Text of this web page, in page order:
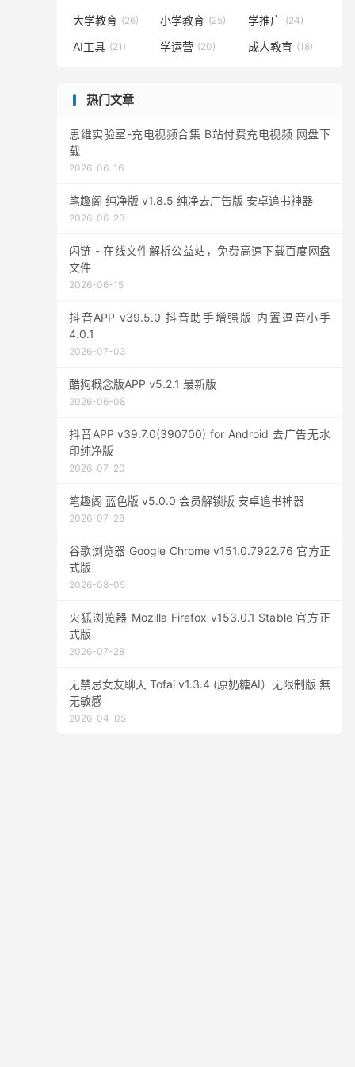
大学教育 (26) 小学教育 (25) 学推广 (24)
AI工具 (21) 学运营 (20) 成人教育 (18)
热门文章
思维实验室-充电视频合集 B站付费充电视频 网盘下
载
2026-06-16
笔趣阁 纯净版 v1.8.5 纯净去广告版 安卓追书神器
2026-06-23
闪链 - 在线文件解析公益站，免费高速下载百度网盘
文件
2026-06-15
抖音APP v39.5.0 抖音助手增强版 内置逗音小手
4.0.1
2026-07-03
酷狗概念版APP v5.2.1 最新版
2026-06-08
抖音APP v39.7.0(390700) for Android 去广告无水
印纯净版
2026-07-20
笔趣阁 蓝色版 v5.0.0 会员解锁版 安卓追书神器
2026-07-28
谷歌浏览器 Google Chrome v151.0.7922.76 官方正
式版
2026-08-05
火狐浏览器 Mozilla Firefox v153.0.1 Stable 官方正
式版
2026-07-28
无禁忌女友聊天 Tofai v1.3.4 (原奶糖AI）无限制版 無
无敏感
2026-04-05